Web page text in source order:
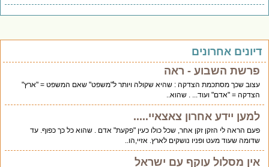
אחרונים
פרשת השבוע - ראה
עצוב שכך מסתכמת הצדקה : שהיא שקולה ויותר ל"משפט" שאם המשפט = "ארץ"
הצדקה = "אדם" ועוד... . שהוא..
למען יידע אחרון צאצאיי.....
פעם הראה לי הזקן זקן אחר, שכל כולו כעין "פקעת" אדם . שהוא כל כך כפוף. עד
שדומה שעוד מעט ופניו נושקים לארץ. אזיי,הו..
אין מסלול עוקף עם ישראל